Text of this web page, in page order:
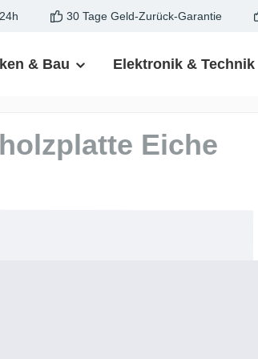
30 Tage Geld-Zurück-Garantie
& Bau Elektronik & Technik
Eiche